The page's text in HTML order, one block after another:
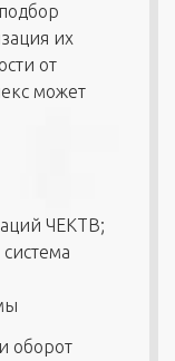
их
от
может
ЧЕКТВ;
оборот